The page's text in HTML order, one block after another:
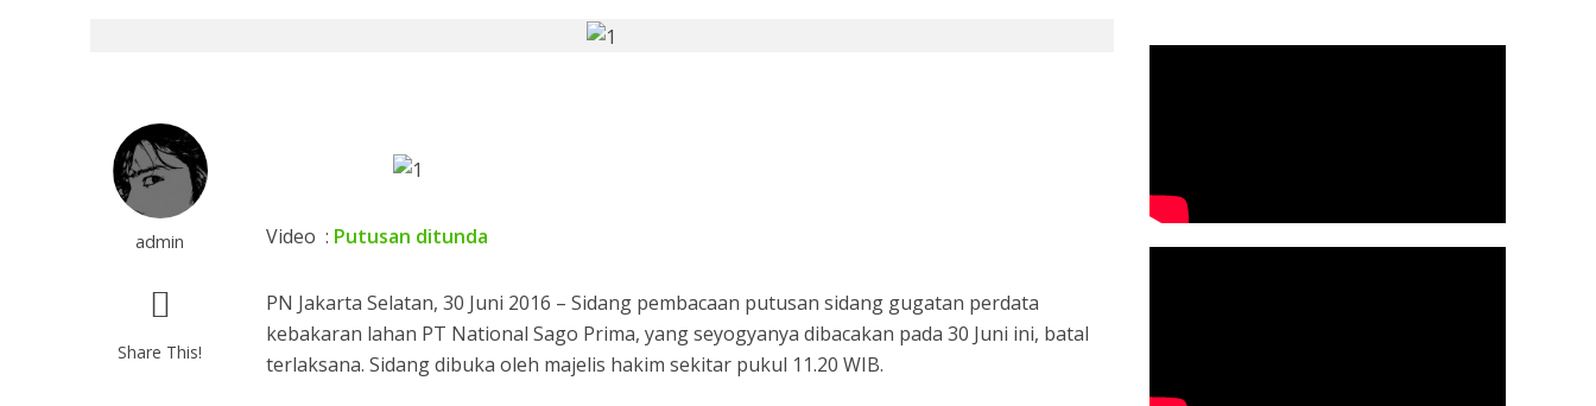
admin
Share This!
Video : Putusan ditunda
PN Jakarta Selatan, 30 Juni 2016 – Sidang pembacaan putusan sidang gugatan perdata
kebakaran lahan PT National Sago Prima, yang seyogyanya dibacakan pada 30 Juni ini, batal
terlaksana. Sidang dibuka oleh majelis hakim sekitar pukul 11.20 WIB.